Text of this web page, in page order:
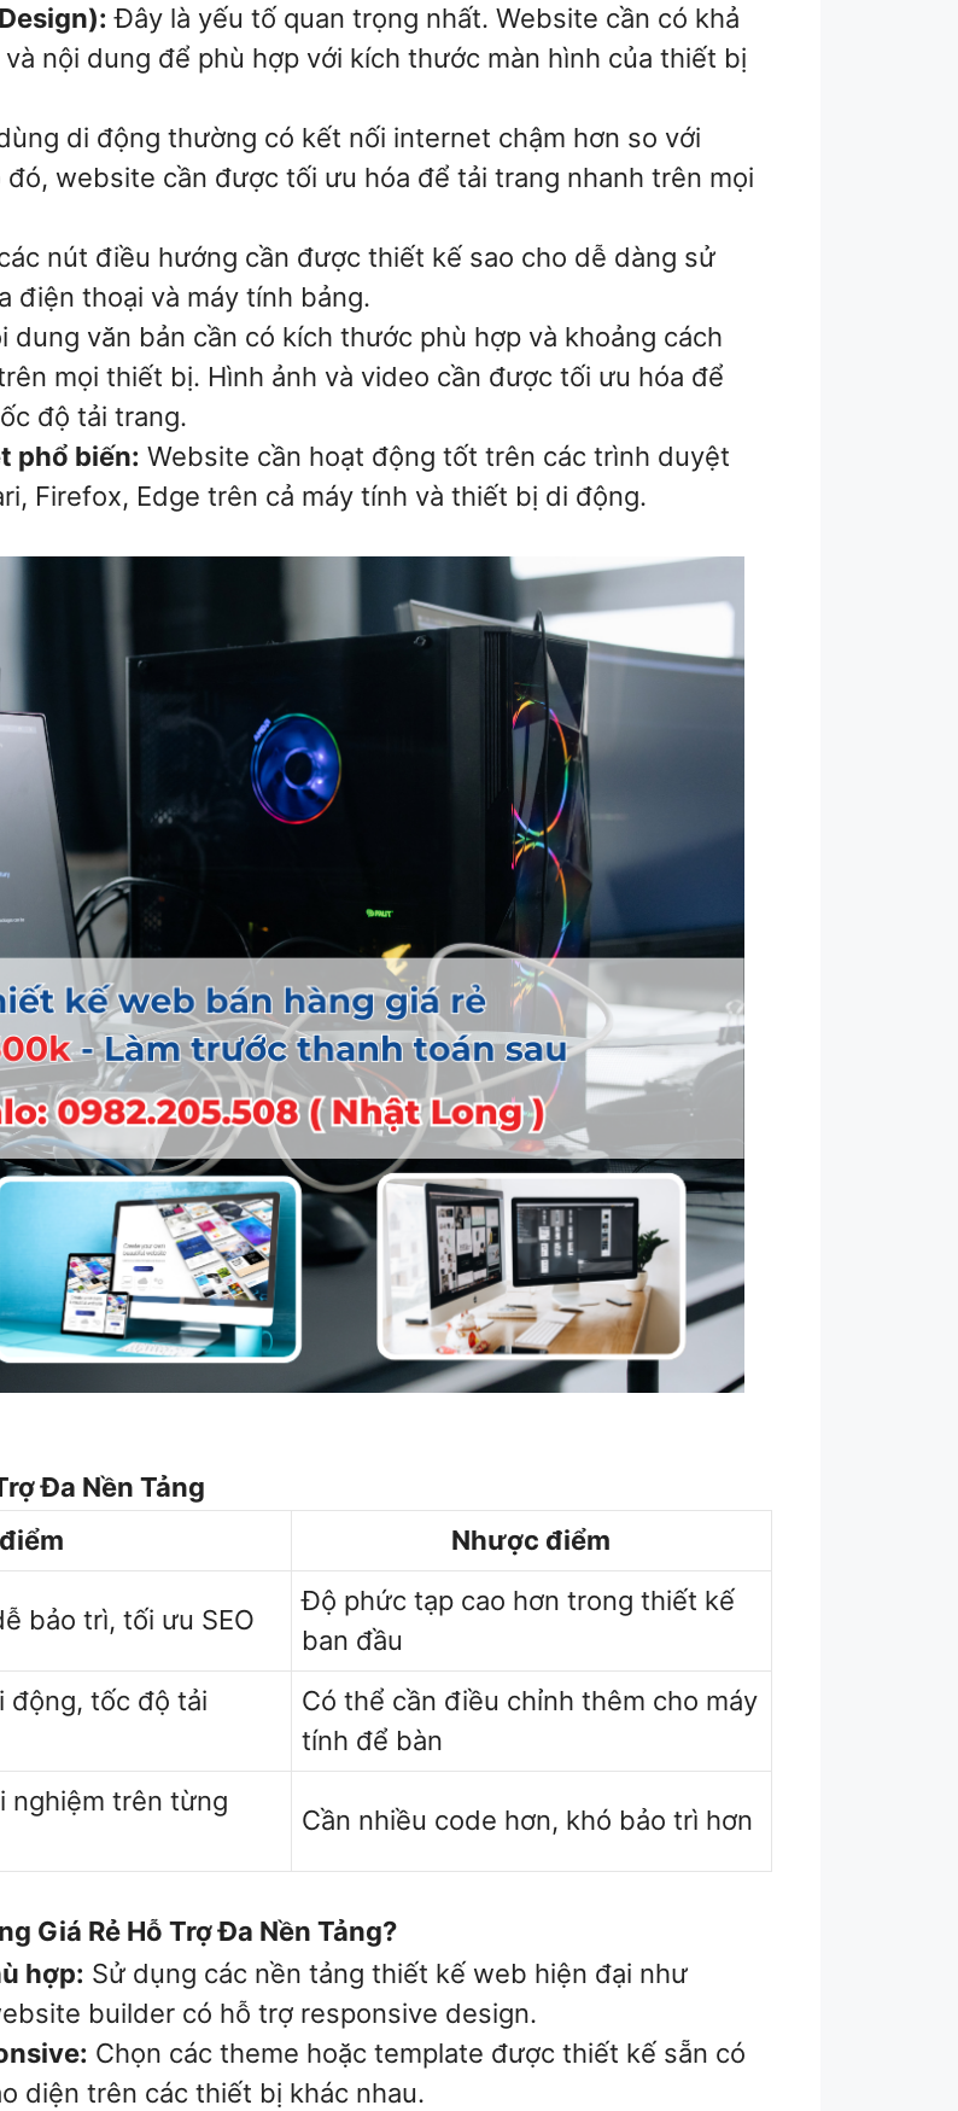
Đây là yếu tố quan trọng nhất. Website cần có khả
nội dung để phù hợp với kích thước màn hình của thiết bị
di động thường có kết nối internet chậm hơn so với
website cần được tối ưu hóa để tải trang nhanh trên mọi
nút điều hướng cần được thiết kế sao cho dễ dàng sử
điện thoại và máy tính bảng.
dung văn bản cần có kích thước phù hợp và khoảng cách
mọi thiết bị. Hình ảnh và video cần được tối ưu hóa để
độ tải trang.
phổ biến: Website cần hoạt động tốt trên các trình duyệt
Firefox, Edge trên cả máy tính và thiết bị di động.
Đa Nền Tảng
Nhược điểm
bảo trì, tối ưu SEO
Độ phức tạp cao hơn trong thiết kế
ban đầu
động, tốc độ tải
Có thể cần điều chỉnh thêm cho máy
tính để bàn
nghiệm trên từng
Cần nhiều code hơn, khó bảo trì hơn
Giá Rẻ Hỗ Trợ Đa Nền Tảng?
hợp: Sử dụng các nền tảng thiết kế web hiện đại như
builder có hỗ trợ responsive design.
Chọn các theme hoặc template được thiết kế sẵn có
diện trên các thiết bị khác nhau.